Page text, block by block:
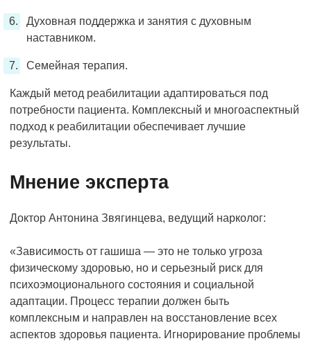
Духовная поддержка и занятия с духовным
наставником.
Семейная терапия.
Каждый метод реабилитации адаптироваться под
потребности пациента. Комплексный и многоаспектный
подход к реабилитации обеспечивает лучшие
результаты.
Мнение эксперта
Доктор Антонина Звягинцева, ведущий нарколог:
«Зависимость от гашиша — это не только угроза
физическому здоровью, но и серьезный риск для
психоэмоционального состояния и социальной
адаптации. Процесс терапии должен быть
комплексным и направлен на восстановление всех
аспектов здоровья пациента. Игнорирование проблемы